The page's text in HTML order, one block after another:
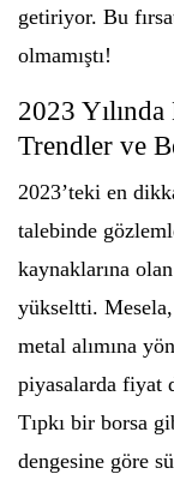
getiriyor. Bu
olmamıştı!
2023
Trendler ve
2023’teki en
talebinde
kaynaklarına
yükseltti.
metal alımına
piyasalarda fiyat
Tıpkı bir borsa
dengesine göre